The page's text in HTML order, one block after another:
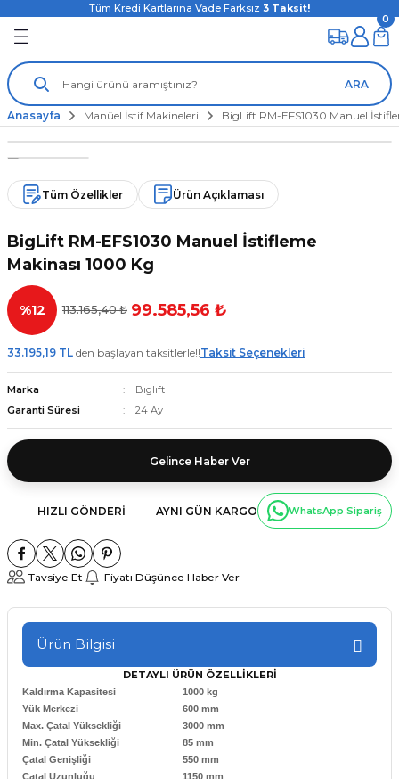
Tüm Kredi Kartlarına Vade Farksız 3 Taksit!
ARA
0
Anasayfa Manüel İstif Makineleri BigLift RM-EFS1030 Manuel
Tüm Özellikler Ürün Açıklaması
BigLift RM-EFS1030 Manuel İstifleme
Makinası 1000 Kg
%12 113.165,40 ₺ 99.585,56 ₺
33.195,19 TL den başlayan taksitlerle!!Taksit Seçenekleri
Marka
Bıglıft
Garanti Süresi
24 Ay
Gelince Haber Ver
HIZLI GÖNDERI AYNI GÜN KARGO WhatsApp Sipariş
Tavsiye Et Fiyatı Düşünce Haber Ver
Ürün Bilgisi
DETAYLI ÜRÜN ÖZELLİKLERİ
Kaldırma Kapasitesi
1000 kg
Yük Merkezi
600 mm
Max. Çatal Yüksekliği
3000 mm
Min. Çatal Yüksekliği
85 mm
Çatal Genişliği
550 mm
Çatal Uzunluğu
1150 mm